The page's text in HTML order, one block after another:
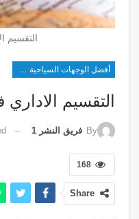
التقسيم
أفضل الوجهات السياحية في أوروبا
التقسيم
By فريق النشر 1
168
Share